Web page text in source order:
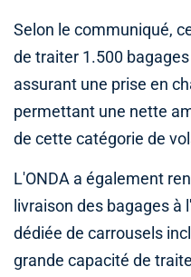
Selon le communiqué,
de traiter 1.500
assurant une prise en
permettant une nette
de cette catégorie de
L'ONDA a également
livraison des bagages à
dédiée de carrousels
grande capacité de